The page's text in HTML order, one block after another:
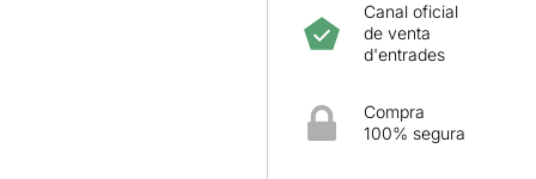
Canal oficial
de venta
d'entrades
Compra
100% segura